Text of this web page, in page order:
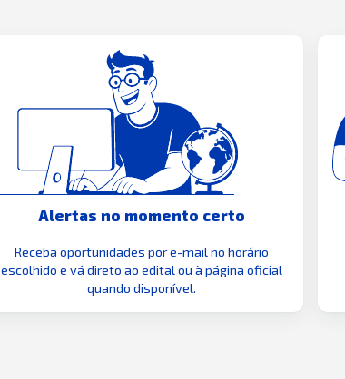
Alertas no momento certo
Receba oportunidades por e-mail no horário
escolhido e vá direto ao edital ou à página oficial
quando disponível.